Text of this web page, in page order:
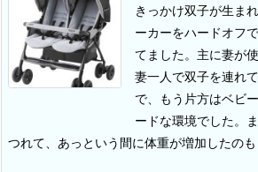
きっかけ双子が生ま
ーカーをハードオフ
てました。主に妻が
妻一人で双子を連れ
で、もう片方はベビ
ードな環境でした。
つれて、あっという間に体重が増加したの